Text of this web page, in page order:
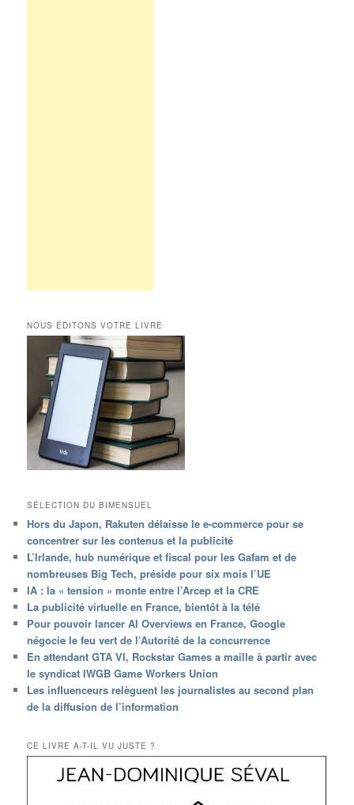
NOUS ÉDITONS VOTRE LIVRE
SÉLECTION DU BIMENSUEL
Hors du Japon, Rakuten délaisse le e-commerce pour se
concentrer sur les contenus et la publicité
L’Irlande, hub numérique et fiscal pour les Gafam et de
nombreuses Big Tech, préside pour six mois l’UE
IA : la « tension » monte entre l’Arcep et la CRE
La publicité virtuelle en France, bientôt à la télé
Pour pouvoir lancer AI Overviews en France, Google
négocie le feu vert de l’Autorité de la concurrence
En attendant GTA VI, Rockstar Games a maille à partir avec
le syndicat IWGB Game Workers Union
Les influenceurs relèguent les journalistes au second plan
de la diffusion de l’information
CE LIVRE A-T-IL VU JUSTE ?